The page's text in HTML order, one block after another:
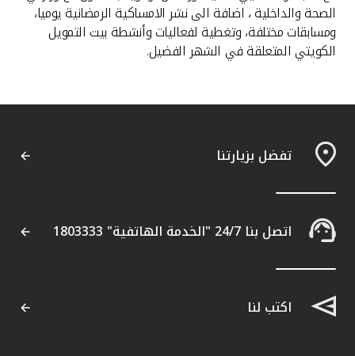
الصحة والداخلية ، اضافة الى نشر الامساكية الرمضانية يوميا،
ومسابقات مختلفة، وتغطية لفعاليات وأنشطة بيت التمويل
الكويتي المتعلقة في الشهر الفضيل.
تفضل بزيارتنا
اتصل بنا 24/7 "الخدمة الهاتفية" 1803333
اكتب لنا